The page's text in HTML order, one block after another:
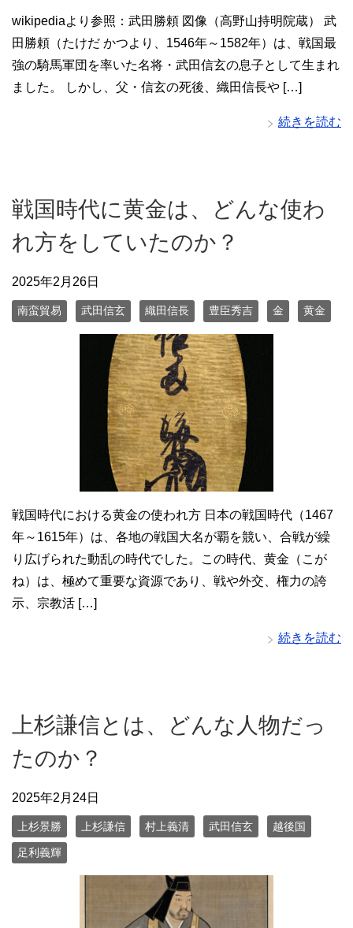
wikipediaより参照：武田勝頼 図像（高野山持明院蔵） 武
田勝頼（たけだ かつより、1546年～1582年）は、戦国最
強の騎馬軍団を率いた名将・武田信玄の息子として生まれ
ました。 しかし、父・信玄の死後、織田信長や […]
続きを読む
戦国時代に黄金は、どんな使わ
れ方をしていたのか？
2025年2月26日
南蛮貿易 武田信玄 織田信長 豊臣秀吉 金 黄金
戦国時代における黄金の使われ方 日本の戦国時代（1467
年～1615年）は、各地の戦国大名が覇を競い、合戦が繰
り広げられた動乱の時代でした。この時代、黄金（こが
ね）は、極めて重要な資源であり、戦や外交、権力の誇
示、宗教活 […]
続きを読む
上杉謙信とは、どんな人物だっ
たのか？
2025年2月24日
上杉景勝 上杉謙信 村上義清 武田信玄 越後国
足利義輝